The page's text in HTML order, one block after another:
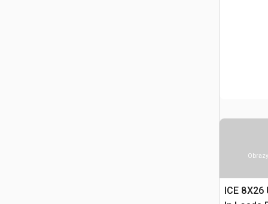
ICE